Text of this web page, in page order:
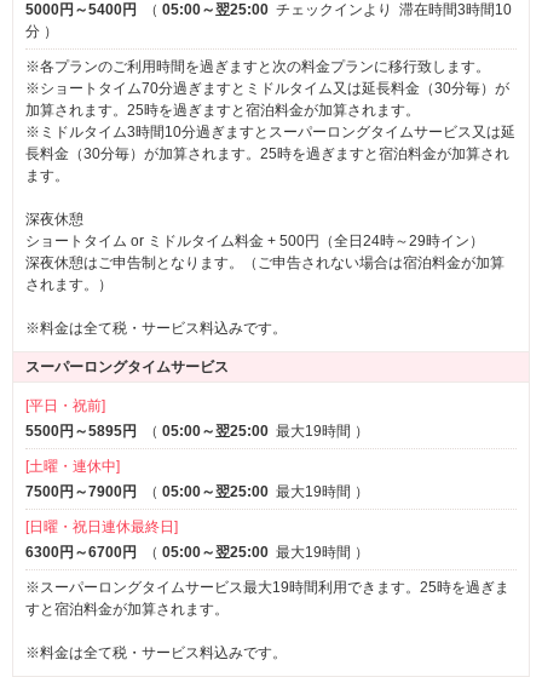
5000円～5400円
（ 05:00～翌25:00 チェックインより
滞在時間3時間10
分 ）
※各プランのご利用時間を過ぎますと次の料金プランに移行致します。
※ショートタイム70分過ぎますとミドルタイム又は延長料金（30分毎）が
加算されます。25時を過ぎますと宿泊料金が加算されます。
※ミドルタイム3時間10分過ぎますとスーパーロングタイムサービス又は延
長料金（30分毎）が加算されます。25時を過ぎますと宿泊料金が加算され
ます。
深夜休憩
ショートタイム or ミドルタイム料金 + 500円（全日24時～29時イン）
深夜休憩はご申告制となります。（ご申告されない場合は宿泊料金が加算
されます。）
※料金は全て税・サービス料込みです。
スーパーロングタイムサービス
[平日・祝前]
5500円～5895円
（ 05:00～翌25:00 最大19時間 ）
[土曜・連休中]
7500円～7900円
（ 05:00～翌25:00 最大19時間 ）
[日曜・祝日連休最終日]
6300円～6700円
（ 05:00～翌25:00 最大19時間 ）
※スーパーロングタイムサービス最大19時間利用できます。25時を過ぎま
すと宿泊料金が加算されます。
※料金は全て税・サービス料込みです。